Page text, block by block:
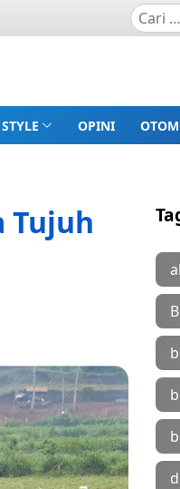
STYLE OPINI
Tujuh